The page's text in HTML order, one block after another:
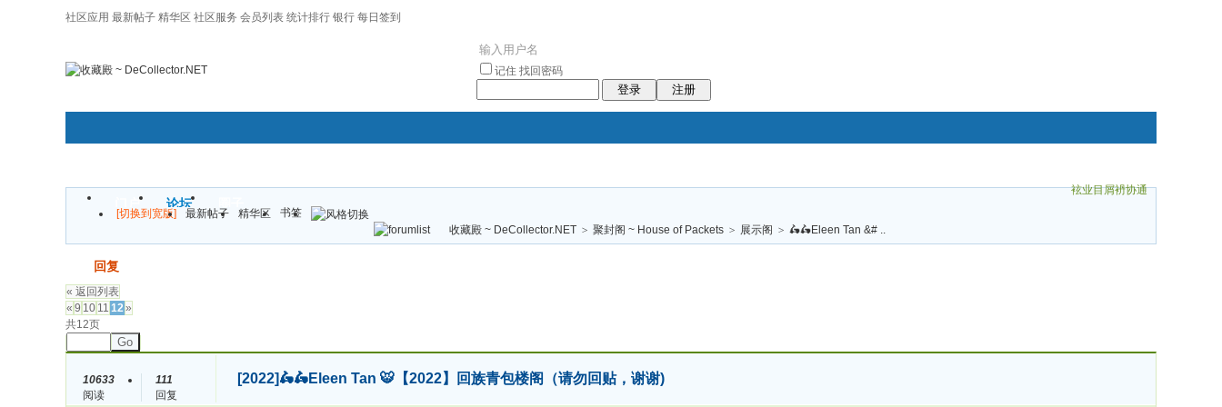
社区应用 最新帖子 精华区 社区服务 会员列表 统计排行 银行 每日签到
记住 找回密码
登录 注册
袨业目屑袇协通
门户 论坛
褔
袠袠袥眩褦
[切换到宽版] 最新帖子 精华区
书签
收藏殿 ~ DeCollector.NET > 聚封阁 ~ House of Packets > 展示阁 > 🛵🛵Eleen Tan &# ..
回复
« 返回列表
« 9 10 11 12»
共12页
Go
10633
阅读
111
回复
[2022]🛵🛵Eleen Tan 🐯【2022】回族青包楼阁（请勿回贴，谢谢)